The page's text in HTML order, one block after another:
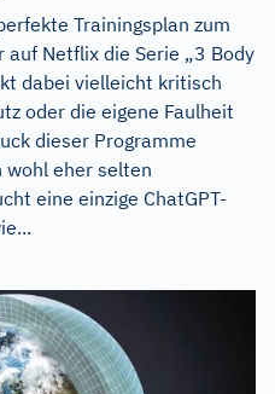
Trainingsplan zum
Netflix die Serie „3 Body
dabei vielleicht kritisch
oder die eigene Faulheit
dieser Programme
wohl eher selten
eine einzige ChatGPT-